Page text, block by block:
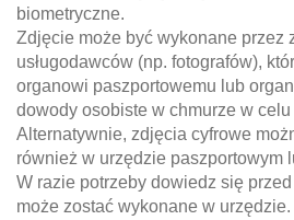
biometryczne.
Zdjęcie może być wykonane przez
usługodawców (np. fotografów),
organowi paszportowemu lub
dowody osobiste w chmurze w
Alternatywnie, zdjęcia cyfrowe
również w urzędzie paszportowym
W razie potrzeby dowiedz się
może zostać wykonane w urzędzie.